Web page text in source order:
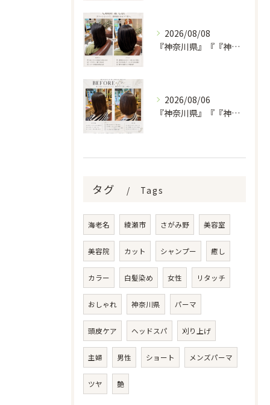
2026/08/08
『神奈川県』『『神奈川県』『綾瀬市』『海老名市』『美容室』
2026/08/06
『神奈川県』『『神奈川県』『綾瀬市』『海老名市』『美容室』
タグ Tags
海老名 綾瀬市 さがみ野 美容室
美容院 カット シャンプー 癒し
カラー 白髪染め 女性 リタッチ
おしゃれ 神奈川県 パーマ
頭皮ケア ヘッドスパ 刈り上げ
主婦 男性 ショート メンズパーマ
ツヤ 艶